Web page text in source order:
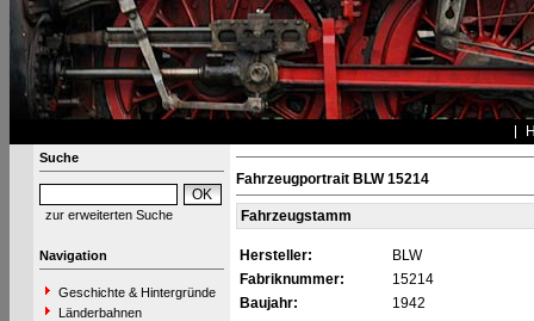
Suche
zur erweiterten Suche
Navigation
Geschichte & Hintergründe
Länderbahnen
Fahrzeugportrait BLW 15214
Fahrzeugstamm
Hersteller:
BLW
Fabriknummer:
15214
Baujahr:
1942